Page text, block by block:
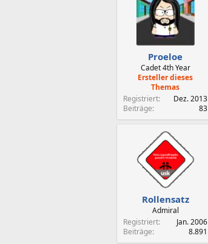
Proeloe
Cadet 4th Year
Ersteller dieses
Themas
Registriert
Dez. 2013
Beiträge
83
Rollensatz
Admiral
Registriert
Jan. 2006
Beiträge
8.891